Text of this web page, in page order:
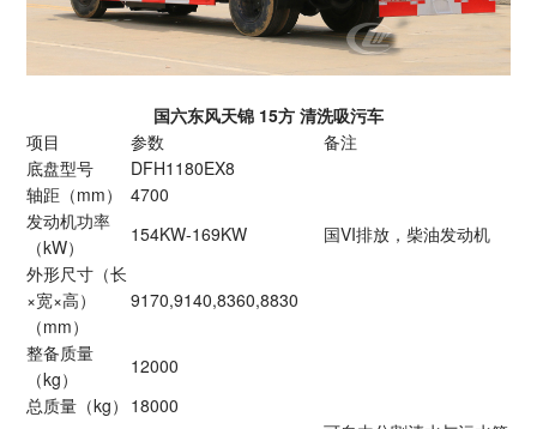
国六东风天锦 15方 清洗吸污车
项目
参数
备注
底盘型号
DFH1180EX8
轴距（mm）
4700
发动机功率
（kW）
154KW-169KW
国VI排放，柴油发动机
外形尺寸（长
×宽×高）
（mm）
9170,9140,8360,8830
整备质量
（kg）
12000
总质量（kg） 18000